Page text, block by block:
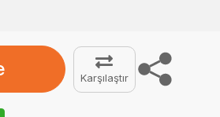
Karşılaştır